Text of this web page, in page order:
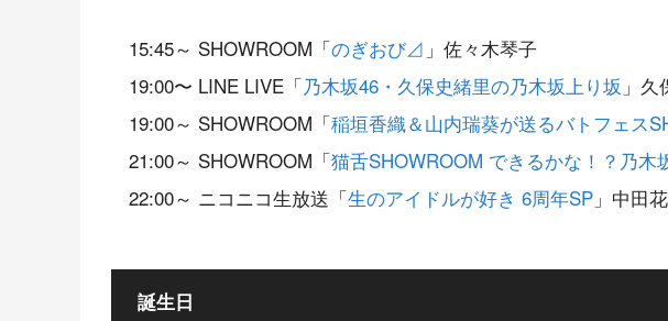
15:45～ SHOWROOM「のぎおび⊿ 」佐々木琴子
19:00〜 LINE LIVE「乃木坂46・久保史緒里の乃木坂上り坂 」
19:00～ SHOWROOM「稲垣香織＆山内瑞葵が送るバトフェス
21:00～ SHOWROOM「猫舌SHOWROOM できるかな！？乃木
22:00～ ニコニコ生放送「生のアイドルが好き 6周年SP 」中田
誕生日